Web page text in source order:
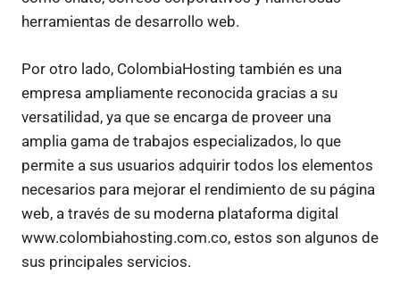
herramientas de desarrollo web.
Por otro lado, ColombiaHosting también es una
empresa ampliamente reconocida gracias a su
versatilidad, ya que se encarga de proveer una
amplia gama de trabajos especializados, lo que
permite a sus usuarios adquirir todos los elementos
necesarios para mejorar el rendimiento de su página
web, a través de su moderna plataforma digital
www.colombiahosting.com.co, estos son algunos de
sus principales servicios.